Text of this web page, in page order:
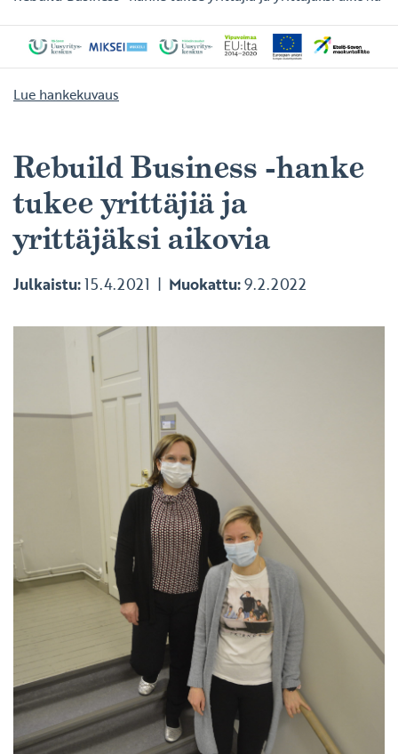
Lue hankekuvaus
Rebuild Business -hanke
tukee yrittäjiä ja
yrittäjäksi aikovia
Julkaistu:15.4.2021 Muokattu:9.2.2022